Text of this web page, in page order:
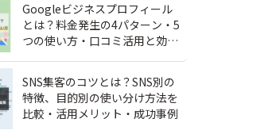
Googleビジネスプロフィール
とは？料金発生の4パターン・5
つの使い方・口コミ活用と効果
SNS集客のコツとは？SNS別の
特徴、目的別の使い分け方法を
比較・活用メリット・成功事例